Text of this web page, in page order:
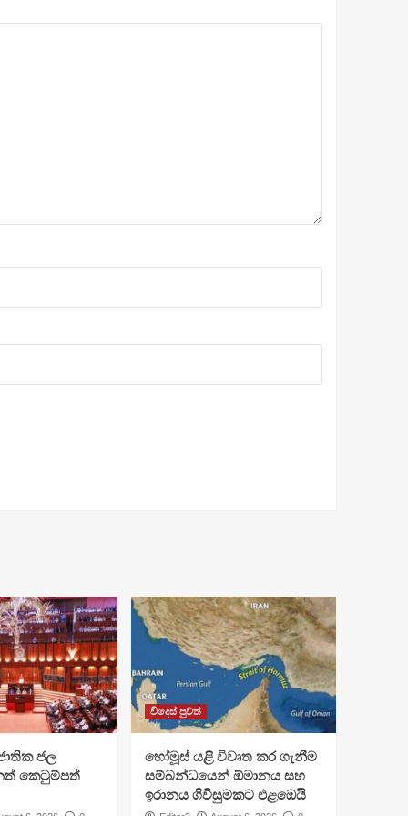
ජල
කෙටුම්පත්
විදෙස් පුවත්
හෝමූස් යළි විවෘත කර ගැනීම
සම්බන්ධයෙන් ඕමානය සහ
ඉරානය ගිවිසුමකට එළඹෙයි